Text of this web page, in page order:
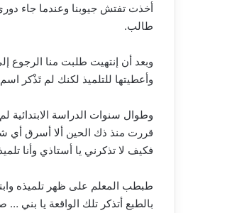
ﺃﺧﺬﺕ ﺗﻔﺘﺶ ﺟﻴﻮﺑﻨﺎ ﻭﻋﻨﺪﻣﺎ ﺟﺎﺀ
طالب.
ﻭﺑﻌﺪ أﻥ إﻧﺘﻬﻴﺖ ﻃﻠﺒﺖ ﻣﻨﺎ ﺍﻟﺮﺟﻮﻉ
ﻭﺃﻋﻄﻴﺘﻬﺎ ﻟﻠﺘﻠﻤﻴﺬ ﻟﻜﻨﻚ ﻟﻢ ﺗَﺬْﻛﺮ
ﻭﻃﻮﺍﻝ ﺳﻨﻮﺍﺕ ﺍﻟﺪﺭﺍﺳﺔ ﺍﻻﺑﺘﺪﺍﺋﻴﺔ
ﻗﺮﺭﺕ ﻣﻨﺬ ﺫﻙ ﺍﻟﺤﻴﻦ ﺃﻻ ﺃﺳﺮﻕ ﺃﻱ
ﻓﻜﻴﻒ ﻻ ﺗﺬﻛﺮﻧﻲ ﻳﺎ ﺃﺳﺘﺎﺫﻱ ﻭﺃﻧﺎ
ﻃﺒﻄﺐ ﺍﻟﻤﻌﻠﻢ ﻋﻠﻰ ﻇﻬﺮ ﺗﻠﻤﻴﺬﻩ
ﺑﺎﻟﻄﺒﻊ ﺃﺗﺬﻛﺮ ﺗﻠﻚ ﺍﻟﻮﺍﻗﻌﺔ ﻳﺎ